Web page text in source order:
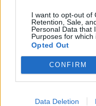
I want to opt-out of
Retention, Sale,
Personal Data that
Purposes for which
Opted Out
CONFIRM
Data Deletion
Σχετικά Άρθρα